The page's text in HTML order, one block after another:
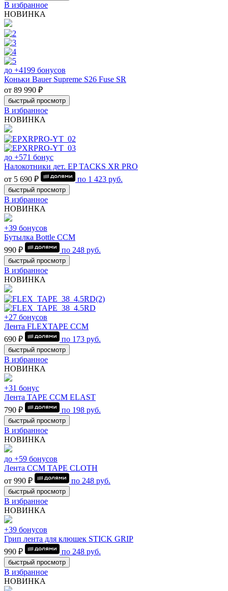
В избранное
НОВИНКА
до +4199 бонусов
Коньки Bauer Supreme S26 Fuse SR
от 89 990 ₽
быстрый просмотр
В избранное
НОВИНКА
до +571 бонус
Налокотники дет. EP TACKS XR PRO
от 5 690 ₽
по 1 423 руб.
быстрый просмотр
В избранное
НОВИНКА
+39 бонусов
Бутылка Bottle CCM
990 ₽
по 248 руб.
быстрый просмотр
В избранное
НОВИНКА
+27 бонусов
Лента FLEXTAPE CCM
690 ₽
по 173 руб.
быстрый просмотр
В избранное
НОВИНКА
+31 бонус
Лента TAPE CCM ELAST
790 ₽
по 198 руб.
быстрый просмотр
В избранное
НОВИНКА
до +59 бонусов
Лента CCM TAPE CLOTH
от 990 ₽
по 248 руб.
быстрый просмотр
В избранное
НОВИНКА
+39 бонусов
Грип лента для клюшек STICK GRIP
990 ₽
по 248 руб.
быстрый просмотр
В избранное
НОВИНКА